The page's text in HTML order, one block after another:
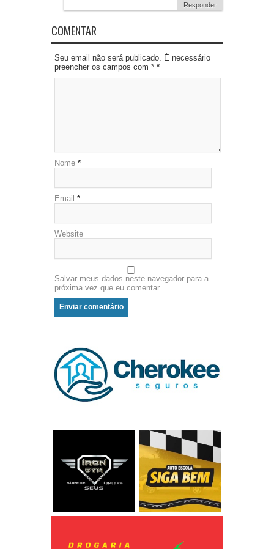
Responder
COMENTAR
Seu email não será publicado. É necessário
preencher os campos com * *
Nome *
Email *
Website
Salvar meus dados neste navegador para a
próxima vez que eu comentar.